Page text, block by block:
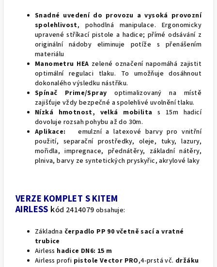
Snadné uvedení do provozu a vysoká provozní
spolehlivost, pohodlná manipulace. Ergonomicky
upravené stříkací pistole a hadice; přímé odsávání z
originální nádoby eliminuje potíže s přenášením
materiálu
Manometru HEA zelené označení napomáhá zajistit
optimální regulaci tlaku. To umožňuje dosáhnout
dokonalého výsledku nástřiku.
Spínač Prime/Spray optimalizovaný na místě
zajišťuje vždy bezpečné a spolehlivé uvolnění tlaku.
Nízká hmotnost, velká mobilita s 15m hadicí
dovoluje rozsah pohybu až do 30m.
Aplikace:
emulzní a latexové barvy pro vnitřní
použití, separační prostředky, oleje, tuky, lazury,
mořidla, impregnace, přednátěry, základní nátěry,
plniva, barvy ze syntetických pryskyřic, akrylové laky
VERZE KOMPLET S KITEM
AIRLESS kód 2414079obsahuje:
Základna čerpadlo PP 90 včetně sací a vratné
trubice
Airless hadice DN6: 15 m
Airless profi pistole Vector PRO,4-prstá vč. držáku